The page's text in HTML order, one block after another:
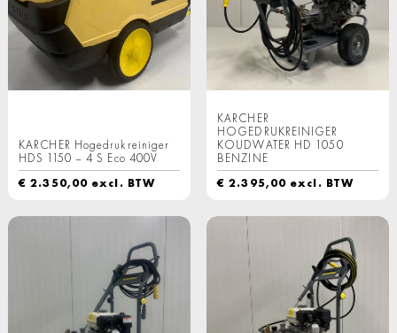
KARCHER Hogedrukreiniger
HDS 1150 – 4 S Eco 400V
€ 2.350,00 excl. BTW
KARCHER
HOGEDRUKREINIGER
KOUDWATER HD 1050
BENZINE
€ 2.395,00 excl. BTW